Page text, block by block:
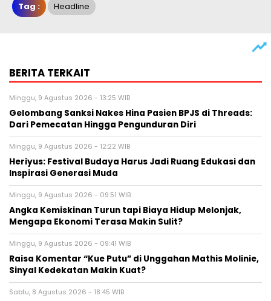
Tag : Headline
BERITA TERKAIT
Minggu, 9 Agustus 2026 - 13:25 WIB
Gelombang Sanksi Nakes Hina Pasien BPJS di Threads:
Dari Pemecatan Hingga Pengunduran Diri
Minggu, 9 Agustus 2026 - 12:22 WIB
Heriyus: Festival Budaya Harus Jadi Ruang Edukasi dan
Inspirasi Generasi Muda
Minggu, 9 Agustus 2026 - 09:51 WIB
Angka Kemiskinan Turun tapi Biaya Hidup Melonjak,
Mengapa Ekonomi Terasa Makin Sulit?
Minggu, 9 Agustus 2026 - 09:41 WIB
Raisa Komentar “Kue Putu” di Unggahan Mathis Molinie,
Sinyal Kedekatan Makin Kuat?
Sabtu, 8 Agustus 2026 - 18:45 WIB